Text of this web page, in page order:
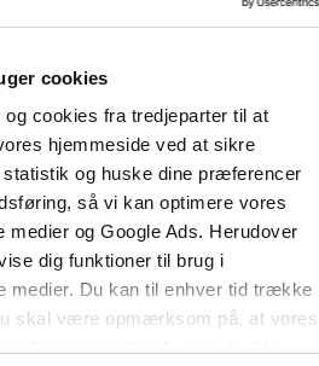
cookies
cookies fra tredjeparter til at
hjemmeside ved at sikre
og huske dine præferencer
så vi kan optimere vores
medier og Google Ads. Herudover
dig funktioner til brug i
medier. Du kan til enhver tid trække
skal være opmærksom på, at vores
skole.
til, hvad der har og bør
David Bugge,
Hildebrandt, Charlotte
Preben Olund Kirkegaard,
Kousholt, John Benedicto
Hilmar Dyrborg
Storm Mikkelsen, Lisa
Skibsted, Dion Sommer,